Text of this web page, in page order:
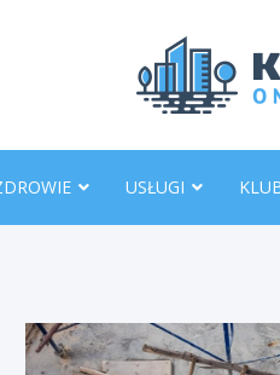
USŁUGI